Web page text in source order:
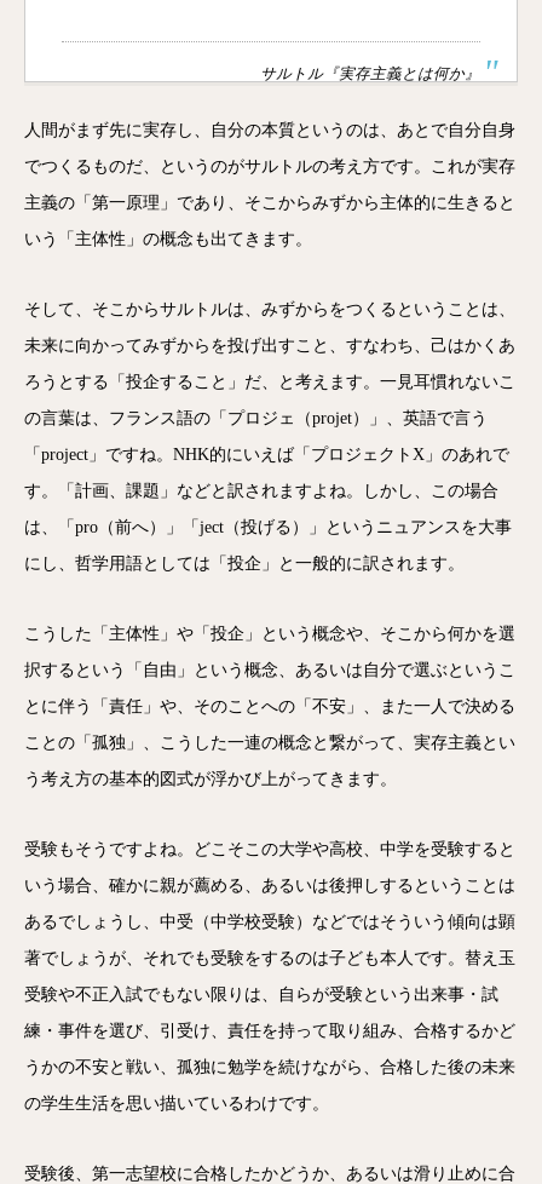
サルトル『実存主義とは何か』
人間がまず先に実存し、自分の本質というのは、あとで自分自身
でつくるものだ、というのがサルトルの考え方です。これが実存
主義の「第一原理」であり、そこからみずから主体的に生きると
いう「主体性」の概念も出てきます。
そして、そこからサルトルは、みずからをつくるということは、
未来に向かってみずからを投げ出すこと、すなわち、己はかくあ
ろうとする「投企すること」だ、と考えます。一見耳慣れないこ
の言葉は、フランス語の「プロジェ（projet）」、英語で言う
「project」ですね。NHK的にいえば「プロジェクトX」のあれで
す。「計画、課題」などと訳されますよね。しかし、この場合
は、「pro（前へ）」「ject（投げる）」というニュアンスを大事
にし、哲学用語としては「投企」と一般的に訳されます。
こうした「主体性」や「投企」という概念や、そこから何かを選
択するという「自由」という概念、あるいは自分で選ぶというこ
とに伴う「責任」や、そのことへの「不安」、また一人で決める
ことの「孤独」、こうした一連の概念と繋がって、実存主義とい
う考え方の基本的図式が浮かび上がってきます。
受験もそうですよね。どこそこの大学や高校、中学を受験すると
いう場合、確かに親が薦める、あるいは後押しするということは
あるでしょうし、中受（中学校受験）などではそういう傾向は顕
著でしょうが、それでも受験をするのは子ども本人です。替え玉
受験や不正入試でもない限りは、自らが受験という出来事・試
練・事件を選び、引受け、責任を持って取り組み、合格するかど
うかの不安と戦い、孤独に勉学を続けながら、合格した後の未来
の学生生活を思い描いているわけです。
受験後、第一志望校に合格したかどうか、あるいは滑り止めに合